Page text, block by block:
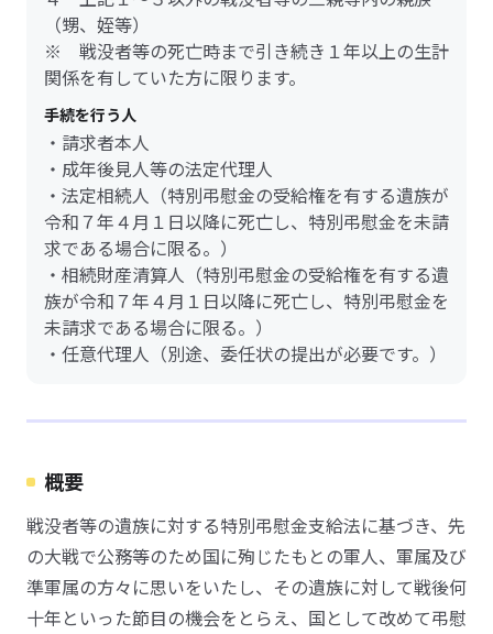
（甥、姪等）
※ 戦没者等の死亡時まで引き続き１年以上の生計
関係を有していた方に限ります。
手続を行う人
・請求者本人
・成年後見人等の法定代理人
・法定相続人（特別弔慰金の受給権を有する遺族が
令和７年４月１日以降に死亡し、特別弔慰金を未請
求である場合に限る。）
・相続財産清算人（特別弔慰金の受給権を有する遺
族が令和７年４月１日以降に死亡し、特別弔慰金を
未請求である場合に限る。）
・任意代理人（別途、委任状の提出が必要です。）
概要
戦没者等の遺族に対する特別弔慰金支給法に基づき、先
の大戦で公務等のため国に殉じたもとの軍人、軍属及び
準軍属の方々に思いをいたし、その遺族に対して戦後何
十年といった節目の機会をとらえ、国として改めて弔慰